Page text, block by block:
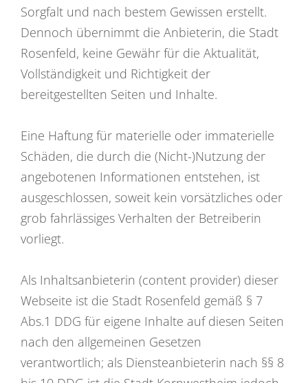
Sorgfalt und nach bestem Gewissen erstellt.
Dennoch übernimmt die Anbieterin, die Stadt
Rosenfeld, keine Gewähr für die Aktualität,
Vollständigkeit und Richtigkeit der
bereitgestellten Seiten und Inhalte.
Eine Haftung für materielle oder immaterielle
Schäden, die durch die (Nicht-)Nutzung der
angebotenen Informationen entstehen, ist
ausgeschlossen, soweit kein vorsätzliches oder
grob fahrlässiges Verhalten der Betreiberin
vorliegt.
Als Inhaltsanbieterin (content provider) dieser
Webseite ist die Stadt Rosenfeld gemäß § 7
Abs.1 DDG für eigene Inhalte auf diesen Seiten
nach den allgemeinen Gesetzen
verantwortlich; als Diensteanbieterin nach §§ 8